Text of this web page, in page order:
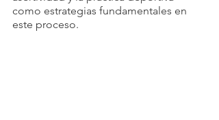
como estrategias fundamentales en
este proceso.